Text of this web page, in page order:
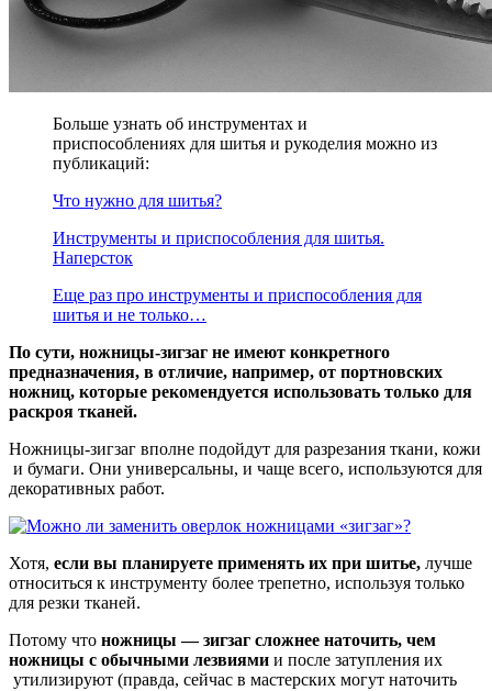
Больше узнать об инструментах и
приспособлениях для шитья и рукоделия можно из
публикаций:
Что нужно для шитья?
Инструменты и приспособления для шитья.
Наперсток
Еще раз про инструменты и приспособления для
шитья и не только…
По сути, ножницы-зигзаг не имеют конкретного
предназначения, в отличие, например, от портновских
ножниц, которые рекомендуется использовать только для
раскроя тканей.
Ножницы-зигзаг вполне подойдут для разрезания ткани, кожи
и бумаги. Они универсальны, и чаще всего, используются для
декоративных работ.
Хотя, если вы планируете применять их при шитье, лучше
относиться к инструменту более трепетно, используя только
для резки тканей.
Потому что ножницы — зигзаг сложнее наточить, чем
ножницы с обычными лезвиями и после затупления их
утилизируют (правда, сейчас в мастерских могут наточить